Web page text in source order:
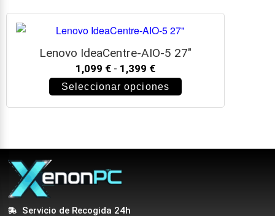
Lenovo IdeaCentre-AIO-5 27″
1,099 € - 1,399 €
Seleccionar opciones
Servicio de Recogida 24h